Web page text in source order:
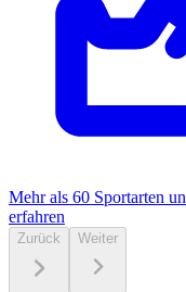
Mehr als 60 Sportarten
erfahren
Zurück Weiter